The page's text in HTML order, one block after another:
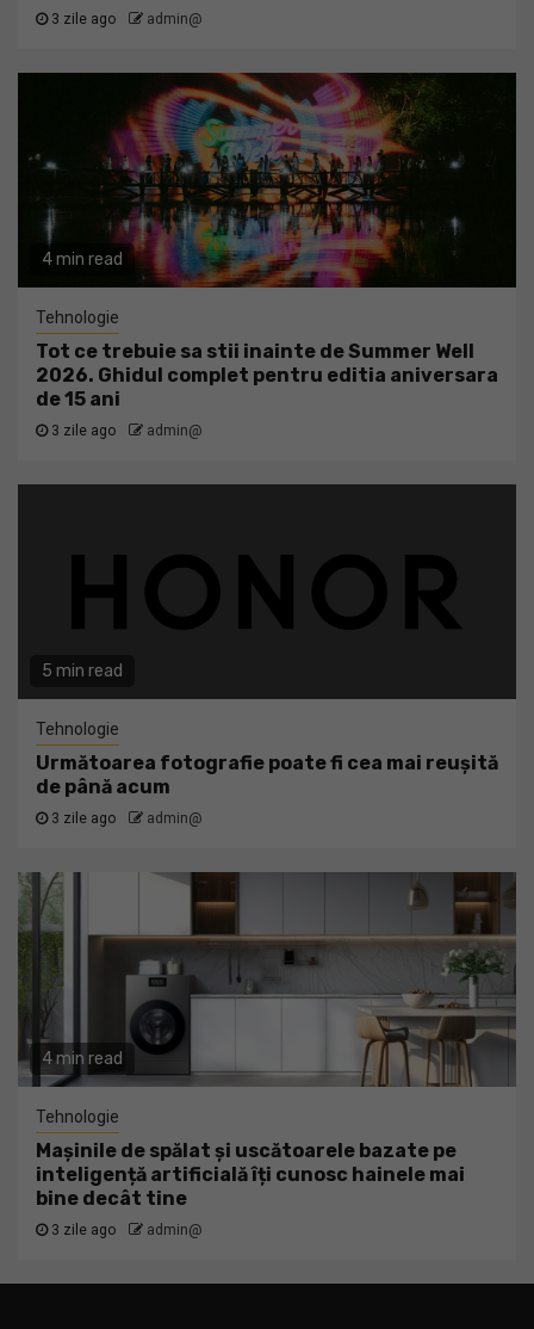
3 zile ago admin@
4 min read
Tehnologie
Tot ce trebuie sa stii inainte de Summer Well
2026. Ghidul complet pentru editia aniversara
de 15 ani
3 zile ago admin@
5 min read
Tehnologie
Următoarea fotografie poate fi cea mai reușită
de până acum
3 zile ago admin@
4 min read
Tehnologie
Mașinile de spălat și uscătoarele bazate pe
inteligență artificială îți cunosc hainele mai
bine decât tine
3 zile ago admin@